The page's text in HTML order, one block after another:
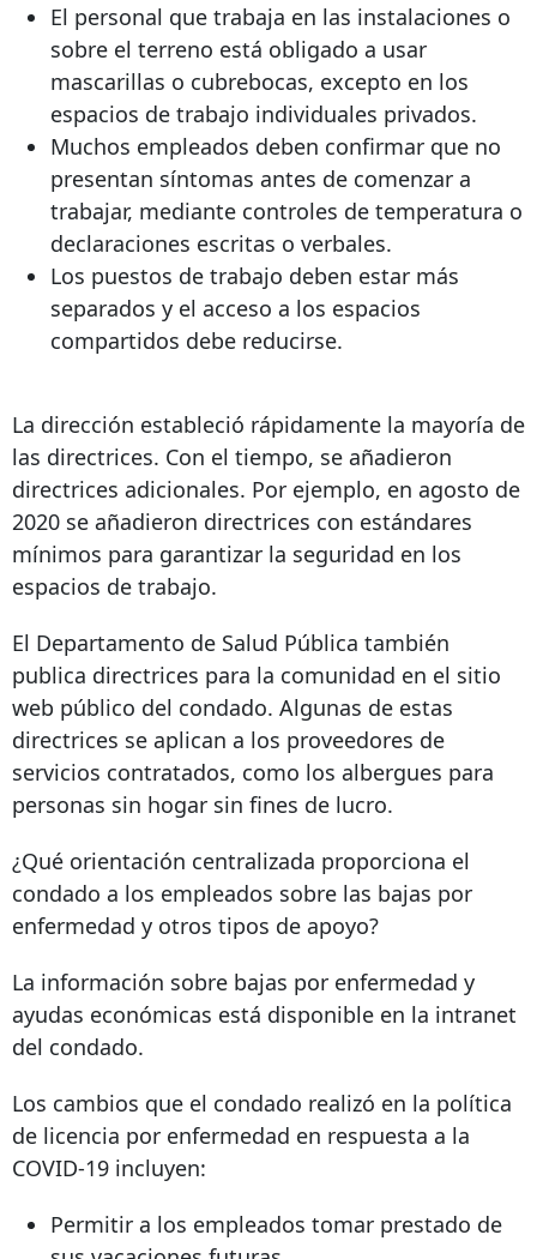
El personal que trabaja en las instalaciones o
sobre el terreno está obligado a usar
mascarillas o cubrebocas, excepto en los
espacios de trabajo individuales privados.
Muchos empleados deben confirmar que no
presentan síntomas antes de comenzar a
trabajar, mediante controles de temperatura o
declaraciones escritas o verbales.
Los puestos de trabajo deben estar más
separados y el acceso a los espacios
compartidos debe reducirse.
La dirección estableció rápidamente la mayoría de
las directrices. Con el tiempo, se añadieron
directrices adicionales. Por ejemplo, en agosto de
2020 se añadieron directrices con estándares
mínimos para garantizar la seguridad en los
espacios de trabajo.
El Departamento de Salud Pública también
publica directrices para la comunidad en el sitio
web público del condado. Algunas de estas
directrices se aplican a los proveedores de
servicios contratados, como los albergues para
personas sin hogar sin fines de lucro.
¿Qué orientación centralizada proporciona el
condado a los empleados sobre las bajas por
enfermedad y otros tipos de apoyo?
La información sobre bajas por enfermedad y
ayudas económicas está disponible en la intranet
del condado.
Los cambios que el condado realizó en la política
de licencia por enfermedad en respuesta a la
COVID-19 incluyen:
Permitir a los empleados tomar prestado de